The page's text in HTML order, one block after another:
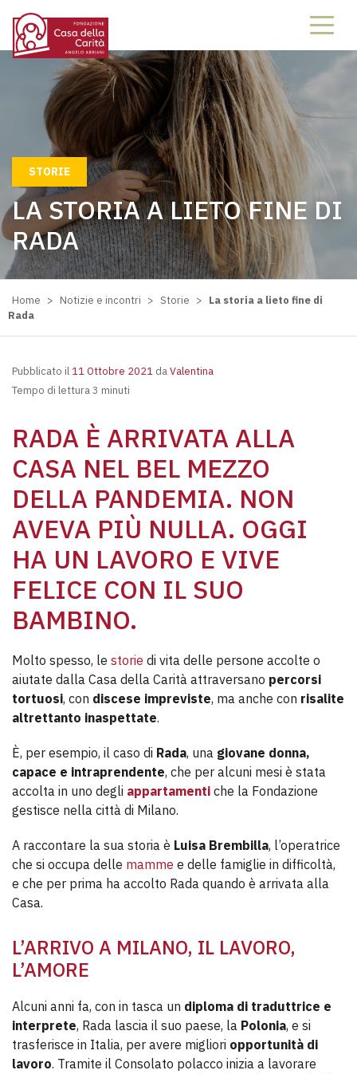
STORIE
LA STORIA A LIETO FINE DI
RADA
Home > Notizie e incontri > Storie > La storia a lieto fine di
Rada
Pubblicato il 11 Ottobre 2021 daValentina
Tempo di lettura 3 minuti
RADA È ARRIVATA ALLA
CASA NEL BEL MEZZO
DELLA PANDEMIA. NON
AVEVA PIÙ NULLA. OGGI
HA UN LAVORO E VIVE
FELICE CON IL SUO
BAMBINO.
Molto spesso, le storie di vita delle persone accolte o
aiutate dalla Casa della Carità attraversano percorsi
tortuosi, con discese impreviste, ma anche con risalite
altrettanto inaspettate.
È, per esempio, il caso di Rada, una giovane donna,
capace e intraprendente, che per alcuni mesi è stata
accolta in uno degli appartamenti che la Fondazione
gestisce nella città di Milano.
A raccontare la sua storia è Luisa Brembilla, l’operatrice
che si occupa delle mamme e delle famiglie in difficoltà,
e che per prima ha accolto Rada quando è arrivata alla
Casa.
L’ARRIVO A MILANO, IL LAVORO,
L’AMORE
Alcuni anni fa, con in tasca un diploma di traduttrice e
interprete, Rada lascia il suo paese, la Polonia, e si
trasferisce in Italia, per avere migliori opportunità di
lavoro. Tramite il Consolato polacco inizia a lavorare